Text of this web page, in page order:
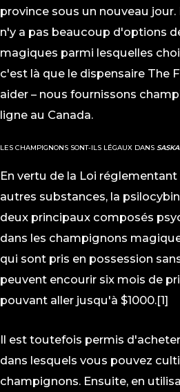
province sous un nouveau
n'y a pas beaucoup d'options
magiques parmi lesquelles
c'est là que le dispensaire The
aider – nous fournissons
ligne au Canada.
LES CHAMPIGNONS SONT-ILS LÉGAUX DANS
En vertu de la Loi
autres substances, la
deux principaux composés
dans les champignons
qui sont pris en possession
peuvent encourir six mois de
pouvant aller jusqu'à $1000.[1]
Il est toutefois permis
dans lesquels vous pouvez
champignons. Ensuite, en